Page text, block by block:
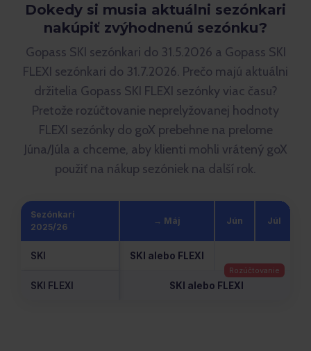
Dokedy si musia aktuálni sezónkari
nakúpiť zvýhodnenú sezónku?
Gopass SKI sezónkari do 31.5.2026 a Gopass SKI
FLEXI sezónkari do 31.7.2026. Prečo majú aktuálni
držitelia Gopass SKI FLEXI sezónky viac času?
Pretože rozúčtovanie neprelyžovanej hodnoty
FLEXI sezónky do goX prebehne na prelome
Júna/Júla a chceme, aby klienti mohli vrátený goX
použiť na nákup sezóniek na další rok.
Sezónkari
2025/26
→ Máj Jún Júl
SKI SKI alebo FLEXI
SKI FLEXI SKI alebo FLEXI